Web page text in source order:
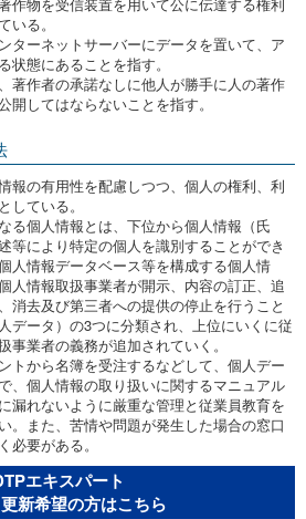
いる。
ターネットサーバーにデータを置いて、ア
状態にあることを指す。
著作者の承諾なしに他人が勝手に人の著作
開してはならないことを指す。
報の有用性を配慮しつつ、個人の権利、利
している。
る個人情報とは、下位から個人情報（氏
等により特定の個人を識別することができ
人情報データベース等を構成する個人情
人情報取扱事業者が開示、内容の訂正、追
消去及び第三者への提供の停止を行うこと
データ）の3つに分類され、上位にいくに従
事業者の義務が追加されていく。
トから名簿を受注するなどして、個人デー
、個人情報の取り扱いに関するマニュアル
漏れないように厳重な管理と従業員教育を
。また、苦情や問題が発生した場合の窓口
必要がある。
エキスパート
新希望の方はこちら